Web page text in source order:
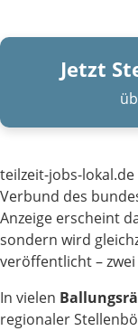
Jetzt
teilzeit-jobs-
Verbund des
Anzeige erscheint
sondern wird
veröffentlicht –
In vielen
regionaler